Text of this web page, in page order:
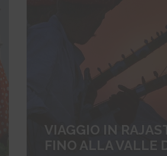
VIAGGIO IN
FINO ALLA VALLE